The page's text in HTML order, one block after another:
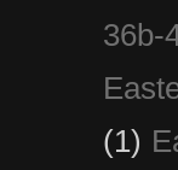
36b-
(1)